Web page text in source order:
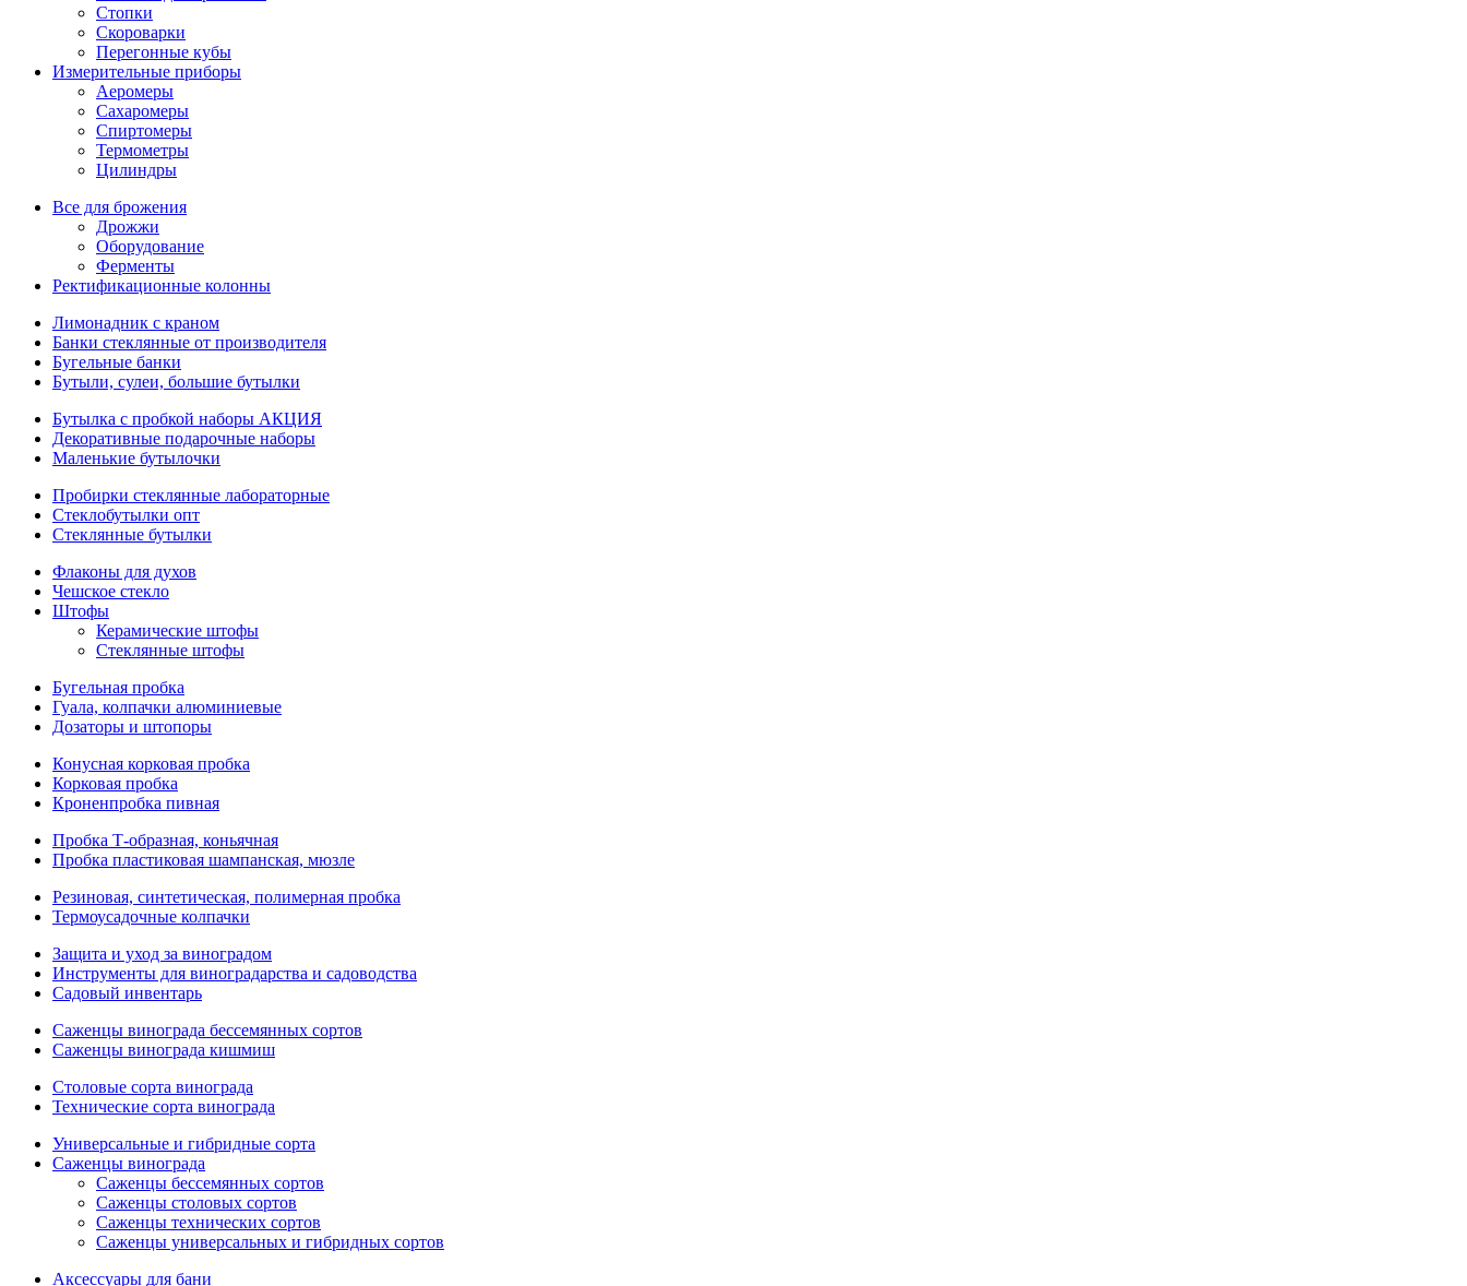
Стопки
Скороварки
Перегонные кубы
Измерительные приборы
Аеромеры
Сахаромеры
Спиртомеры
Термометры
Цилиндры
Все для брожения
Дрожжи
Оборудование
Ферменты
Ректификационные колонны
Лимонадник с краном
Банки стеклянные от производителя
Бугельные банки
Бутыли, сулеи, большие бутылки
Бутылка с пробкой наборы АКЦИЯ
Декоративные подарочные наборы
Маленькие бутылочки
Пробирки стеклянные лабораторные
Стеклобутылки опт
Стеклянные бутылки
Флаконы для духов
Чешское стекло
Штофы
Керамические штофы
Стеклянные штофы
Бугельная пробка
Гуала, колпачки алюминиевые
Дозаторы и штопоры
Конусная корковая пробка
Корковая пробка
Кроненпробка пивная
Пробка Т-образная, коньячная
Пробка пластиковая шампанская, мюзле
Резиновая, синтетическая, полимерная пробка
Термоусадочные колпачки
Защита и уход за виноградом
Инструменты для виноградарства и садоводства
Садовый инвентарь
Саженцы винограда бессемянных сортов
Саженцы винограда кишмиш
Столовые сорта винограда
Технические сорта винограда
Универсальные и гибридные сорта
Саженцы винограда
Саженцы бессемянных сортов
Саженцы столовых сортов
Саженцы технических сортов
Саженцы универсальных и гибридных сортов
Аксессуары для бани